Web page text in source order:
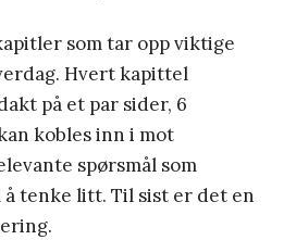
som tar opp viktige
Hvert kapittel
på et par sider, 6
kobles inn i mot
spørsmål som
tenke litt. Til sist er det en